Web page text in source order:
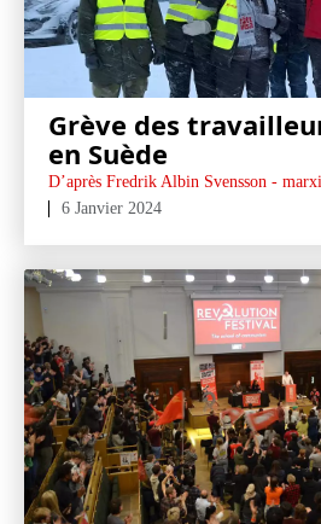
Grève des
en Suède
D’après Fredrik Albin Svensson -
6 Janvier 2024